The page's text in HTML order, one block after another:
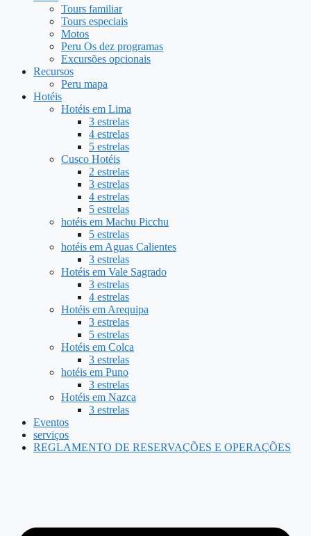
Tours familiar
Tours especiais
Motos
Peru Os dez programas
Excursões opcionais
Recursos
Peru mapa
Hotéis
Hotéis em Lima
3 estrelas
4 estrelas
5 estrelas
Cusco Hotéis
2 estrelas
3 estrelas
4 estrelas
5 estrelas
hotéis em Machu Picchu
5 estrelas
hotéis em Aguas Calientes
3 estrelas
Hotéis em Vale Sagrado
3 estrelas
4 estrelas
Hotéis em Arequipa
3 estrelas
5 estrelas
Hotéis em Colca
3 estrelas
hotéis em Puno
3 estrelas
Hotéis em Nazca
3 estrelas
Eventos
serviços
REGLAMENTO DE RESERVAÇÕES E OPERAÇÕES